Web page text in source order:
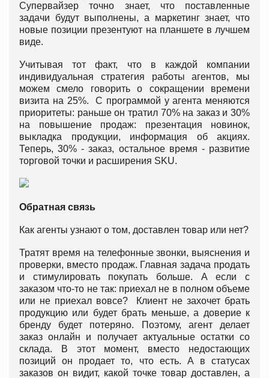
Супервайзер точно знает, что поставленные
задачи будут выполнены, а маркетинг знает, что
новые позиции презентуют на планшете в лучшем
виде.
Учитывая тот факт, что в каждой компании
индивидуальная стратегия работы агентов, мы
можем смело говорить о сокращении времени
визита на 25%. С программой у агента меняются
приоритеты: раньше он тратил 70% на заказ и 30%
на повышение продаж: презентация новинок,
выкладка продукции, информация об акциях.
Теперь, 30% - заказ, остальное время - развитие
торговой точки и расширения SKU.
Обратная связь
Как агенты узнают о том, доставлен товар или нет?
Тратят время на телефонные звонки, выяснения и
проверки, вместо продаж. Главная задача продать
и стимулировать покупать больше. А если с
заказом что-то не так: приехал не в полном объеме
или не приехал вовсе? Клиент не захочет брать
продукцию или будет брать меньше, а доверие к
бренду будет потеряно. Поэтому, агент делает
заказ онлайн и получает актуальные остатки со
склада. В этот момент, вместо недостающих
позиций он продает то, что есть. А в статусах
заказов он видит, какой точке товар доставлен, а